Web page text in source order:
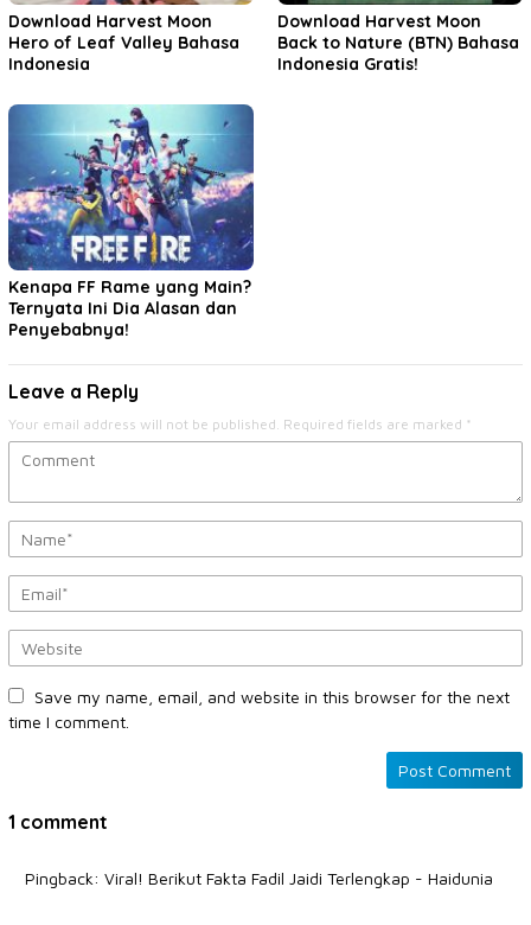
Download Harvest Moon
Hero of Leaf Valley Bahasa
Indonesia
Download Harvest Moon
Back to Nature (BTN) Bahasa
Indonesia Gratis!
Kenapa FF Rame yang Main?
Ternyata Ini Dia Alasan dan
Penyebabnya!
Leave a Reply
Your email address will not be published. Required fields are marked *
Save my name, email, and website in this browser for the next
time I comment.
1 comment
Pingback: Viral! Berikut Fakta Fadil Jaidi Terlengkap - Haidunia